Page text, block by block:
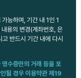
능하며, 기간 내 1인 1
용의 변경(계좌번호, 은
반드시 기간 내에 다시
수증만의 거래 등을 포
될 경우 이용약관 제19